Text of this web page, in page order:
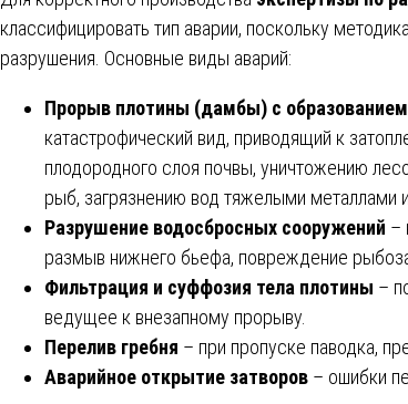
классифицировать тип аварии, поскольку
разрушения. Основные виды аварий:
Прорыв плотины (дамбы) с
катастрофический вид, приводящий к
плодородного слоя почвы, уничтожению
рыб, загрязнению вод тяжелыми металлами и
Разрушение водосбросных сооружений –
размыв нижнего бьефа, повреждение
Фильтрация и суффозия тела плотины –
ведущее к внезапному прорыву.
Перелив гребня – при пропуске паводка,
Аварийное открытие затворов – ошибки